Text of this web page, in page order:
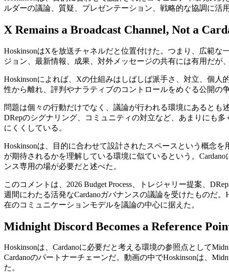
ルダーの議論、質疑、プレゼンテーション、戦略的な協調に活
X Remains a Broadcast Channel, Not a
HoskinsonはXを放送チャネルだと位置付けた。つまり、広範
ジョン、最新情報、成果、対外メッセージの共有には有用だが
Hoskinsonによれば、Xの仕組みはしばしば派手さ、対立、個
性から離れ、評判やナラティブのコントロールをめぐる公開の
問題は個々の行動だけでなく、議論が行われる環境にあるとも
DRepのシグナリング、コミュニティの対立など、あまりにも
にくくしている。
Hoskinsonは、目的に合わせて設計されたスペースという概念
が期待されるかを理解している環境に似ているという。
ンス専用の場が必要だと述べた。
このコメントは、2026 Budget Process、トレジャリー提案、
週間にわたる活発なCardanoガバナンスの議論を受けたものだ
在のコミュニケーションモデルを議論の中心に据えた。
Midnight Discord Becomes a Reference
Hoskinsonは、Cardanoに必要だと考える環境の参照点として
Cardanoのパートナーチェーンだ。動画の中でHoskinsonは、
た。